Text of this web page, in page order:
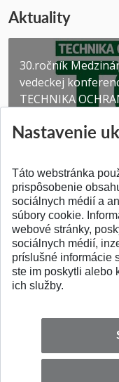
Aktuality
30.ročník
vedeckej
TECHNIKA
Pridané 03.08.2026
Nastavenie
Táto webstránka
prispôsobenie
sociálnych médií a
súbory cookie.
webové stránky,
sociálnych médií,
príslušné informácie
ste im poskytli alebo
ich služby.